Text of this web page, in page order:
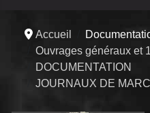
Accueil
Ouvrages généraux et
DOCUMENTATION
JOURNAUX DE